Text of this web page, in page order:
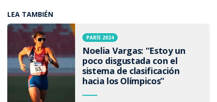
LEA TAMBIÉN
PARÍS 2024
Noelia Vargas: “Estoy un
poco disgustada con el
sistema de clasificación
hacia los Olímpicos”